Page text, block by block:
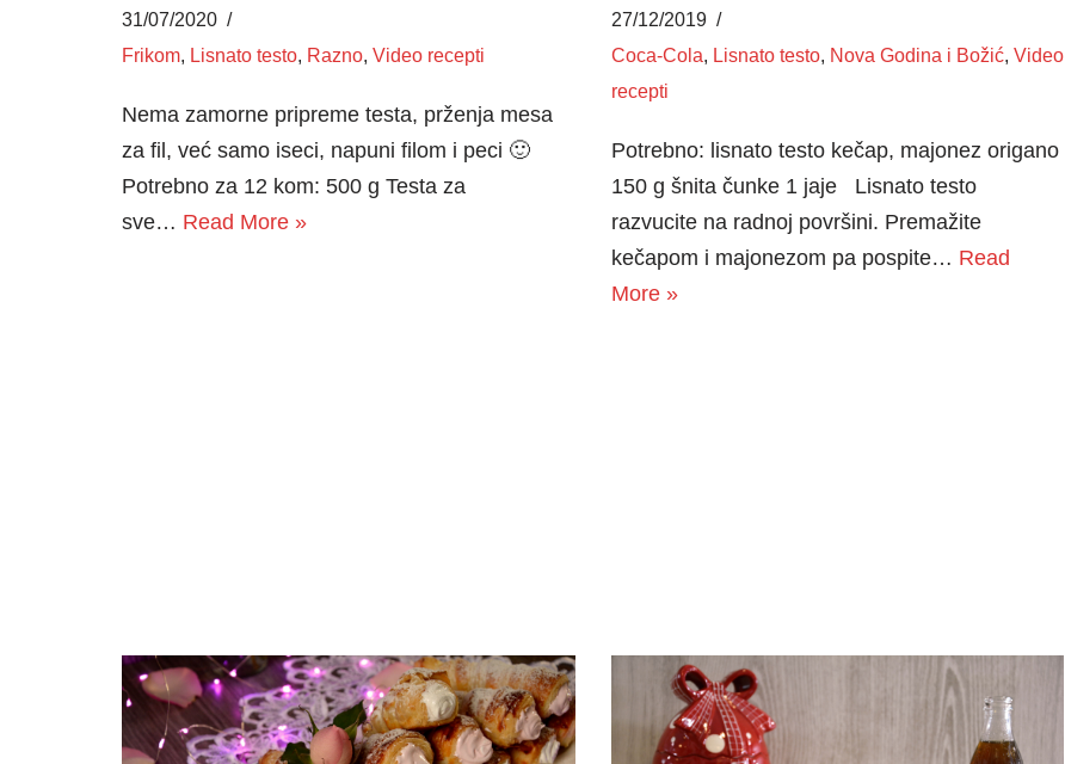
31/07/2020
Frikom, Lisnato testo, Razno, Video recepti
Nema zamorne pripreme testa, prženja mesa
za fil, već samo iseci, napuni filom i peci 🙂
Potrebno za 12 kom: 500 g Testa za
sve… Read More »
27/12/2019
Coca-Cola, Lisnato testo, Nova Godina i Božić, Video
recepti
Potrebno: lisnato testo kečap, majonez origano
150 g šnita čunke 1 jaje Lisnato testo
razvucite na radnoj površini. Premažite
kečapom i majonezom pa pospite… Read
More »